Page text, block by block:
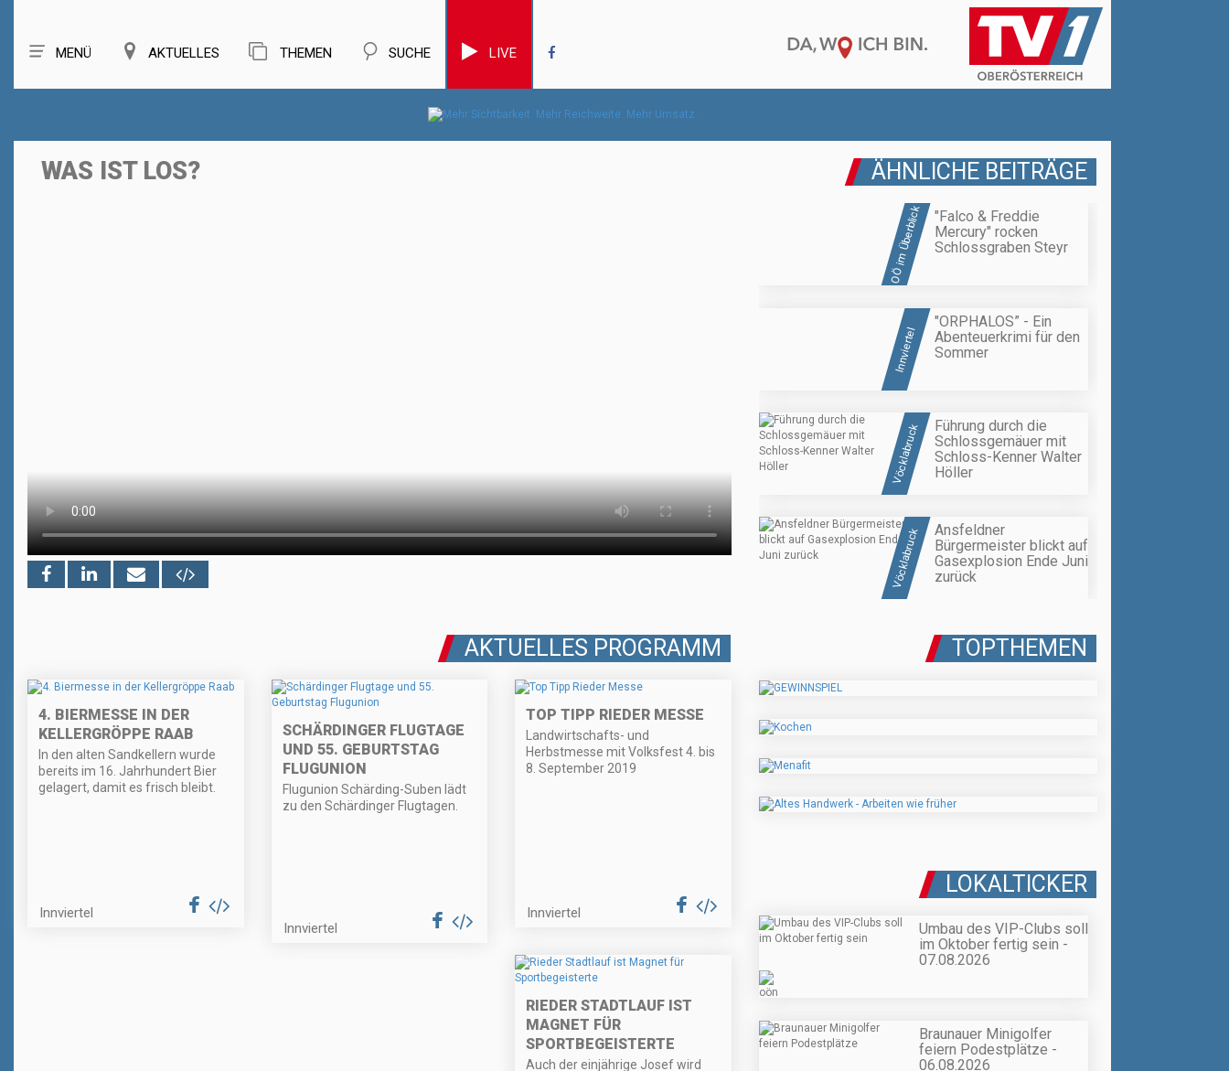
MENÜ AKTUELLES THEMEN SUCHE LIVE
WAS IST LOS? ÄHNLICHE BEITRÄGE
OÖ im Überblick
"Falco & Freddie
Mercury" rocken
Schlossgraben Steyr
Innviertel
"ORPHALOS” - Ein
Abenteuerkrimi für den
Sommer
Vöcklabruck
Führung durch die
Schlossgemäuer mit
Schloss-Kenner Walter
Höller
Vöcklabruck
Ansfeldner
Bürgermeister blickt auf
Gasexplosion Ende Juni
zurück
AKTUELLES PROGRAMM
4. BIERMESSE IN DER
KELLERGRÖPPE RAAB
In den alten Sandkellern wurde
bereits im 16. Jahrhundert Bier
gelagert, damit es frisch bleibt.
Innviertel
SCHÄRDINGER FLUGTAGE
UND 55. GEBURTSTAG
FLUGUNION
Flugunion Schärding-Suben lädt
zu den Schärdinger Flugtagen.
Innviertel
TOP TIPP RIEDER MESSE
Landwirtschafts- und
Herbstmesse mit Volksfest 4. bis
8. September 2019
Innviertel
RIEDER STADTLAUF IST
MAGNET FÜR
SPORTBEGEISTERTE
Auch der einjährige Josef wird
TOPTHEMEN
LOKALTICKER
Umbau des VIP-Clubs soll
im Oktober fertig sein -
07.08.2026
Braunauer Minigolfer
feiern Podestplätze -
06.08.2026